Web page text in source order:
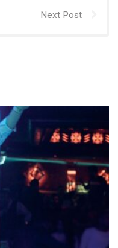
Next Post